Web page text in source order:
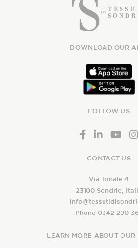
DOWNLOAD OUR
FOLLOW US
CONTACT US
Via Tonale 4
23100 Sondrio,
Phone 0342 200
LEARN MORE ABOUT OUR